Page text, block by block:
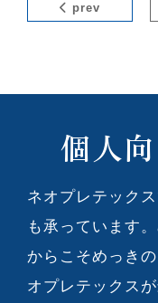
prev
個人
ネオプレテック
も承っています
からこそめっき
オプレテックス